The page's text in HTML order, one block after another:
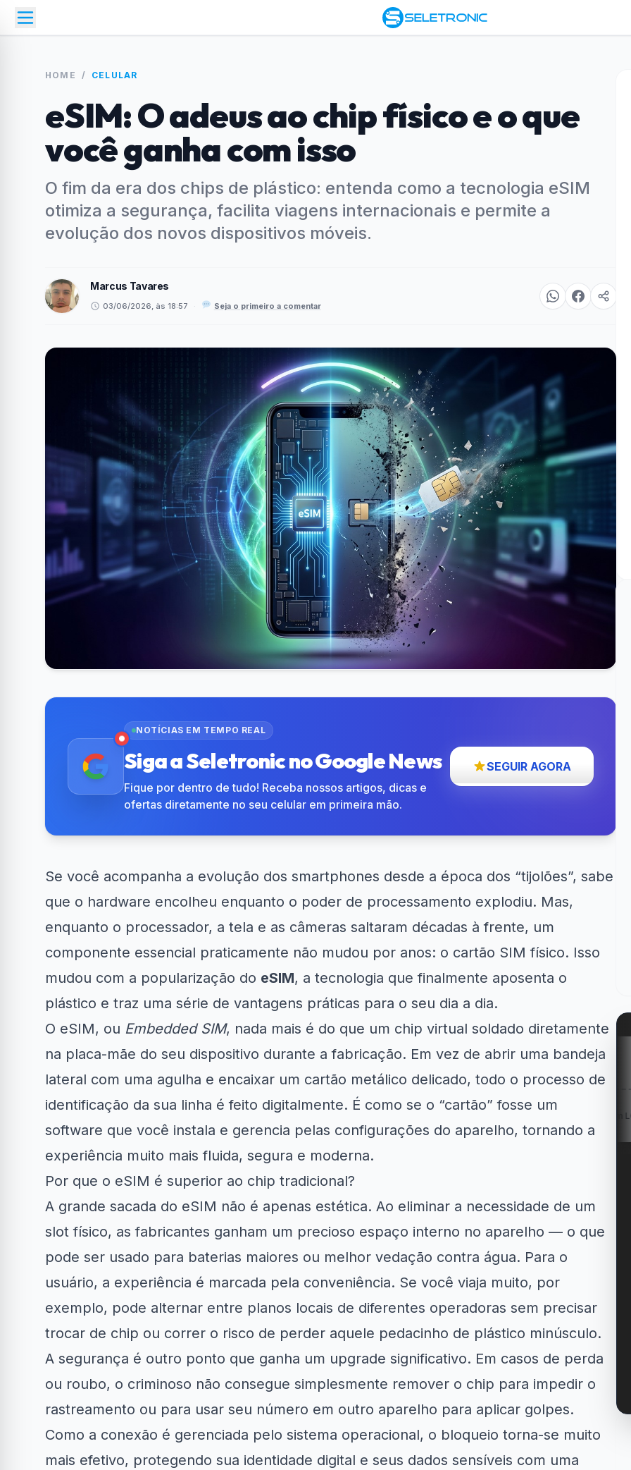
HOME / CELULAR
eSIM: O adeus ao chip físico e o que
você ganha com isso
O fim da era dos chips de plástico: entenda como a tecnologia eSIM
otimiza a segurança, facilita viagens internacionais e permite a
evolução dos novos dispositivos móveis.
Marcus Tavares
03/06/2026, às 18:57 · Seja o primeiro a comentar
NOTÍCIAS EM TEMPO REAL
Siga a Seletronic no Google News
Fique por dentro de tudo! Receba nossos artigos, dicas e
ofertas diretamente no seu celular em primeira mão.
SEGUIR AGORA
Se você acompanha a evolução dos smartphones desde a época dos “tijolões”, sabe
que o hardware encolheu enquanto o poder de processamento explodiu. Mas,
enquanto o processador, a tela e as câmeras saltaram décadas à frente, um
componente essencial praticamente não mudou por anos: o cartão SIM físico. Isso
mudou com a popularização do eSIM, a tecnologia que finalmente aposenta o
plástico e traz uma série de vantagens práticas para o seu dia a dia.
O eSIM, ou Embedded SIM, nada mais é do que um chip virtual soldado diretamente
na placa-mãe do seu dispositivo durante a fabricação. Em vez de abrir uma bandeja
lateral com uma agulha e encaixar um cartão metálico delicado, todo o processo de
identificação da sua linha é feito digitalmente. É como se o “cartão” fosse um
software que você instala e gerencia pelas configurações do aparelho, tornando a
experiência muito mais fluida, segura e moderna.
Por que o eSIM é superior ao chip tradicional?
A grande sacada do eSIM não é apenas estética. Ao eliminar a necessidade de um
slot físico, as fabricantes ganham um precioso espaço interno no aparelho — o que
pode ser usado para baterias maiores ou melhor vedação contra água. Para o
usuário, a experiência é marcada pela conveniência. Se você viaja muito, por
exemplo, pode alternar entre planos locais de diferentes operadoras sem precisar
trocar de chip ou correr o risco de perder aquele pedacinho de plástico minúsculo.
A segurança é outro ponto que ganha um upgrade significativo. Em casos de perda
ou roubo, o criminoso não consegue simplesmente remover o chip para impedir o
rastreamento ou para usar seu número em outro aparelho para aplicar golpes.
Como a conexão é gerenciada pelo sistema operacional, o bloqueio torna-se muito
mais efetivo, protegendo sua identidade digital e seus dados sensíveis com uma
Clube Samsung
34% OFF em Lava e...
AliExpress
R$50 OFF no Magazine
10% OFF em Geladeiras
Cupom LG 5% OFF na...